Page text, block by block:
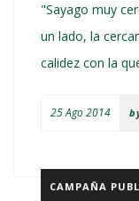
"Sayago muy
un lado, la
calidez con la
25 Ago 2014
CAMPAÑA